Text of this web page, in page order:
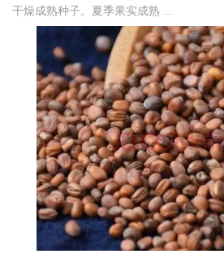
干燥成熟种子。夏季果实成熟 ...